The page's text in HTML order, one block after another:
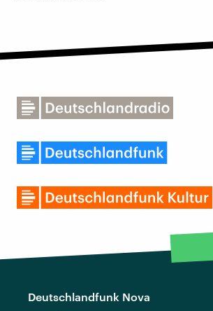
Deutschlandfunk Nova